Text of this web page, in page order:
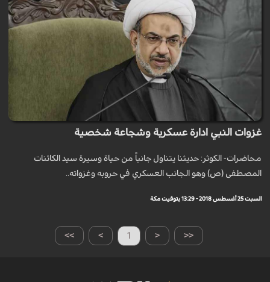
غزوات النبي ادارة عسكرية وشجاعة شخصية
محاضرات- الكوثر: حديثنا يتناول جانباً من حياة وسيرة سيد الكائنات
المصطفى (ص) وهو الجانب العسكري في حروبه وغزواته..
السبت 25 أغسطس 2018 - 13:29 بتوقيت مكة
>> > 1 < <<